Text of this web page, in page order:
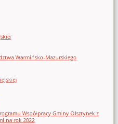
Warmińsko-Mazurskiego
Współpracy Gminy Olsztynek z
na rok 2022